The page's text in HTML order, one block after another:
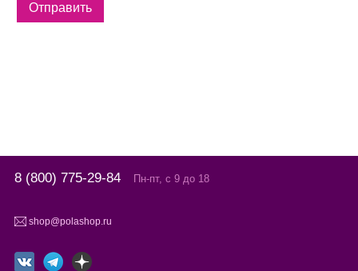
8 (800) 775-29-84 Пн-пт, с 9 до 18
shop@polashop.ru